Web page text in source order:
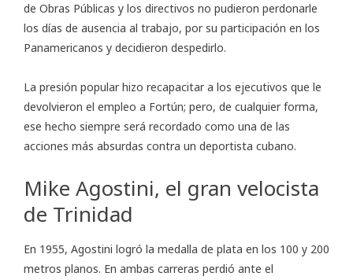
de Obras Públicas y los directivos no pudieron perdonarle
los días de ausencia al trabajo, por su participación en los
Panamericanos y decidieron despedirlo.
La presión popular hizo recapacitar a los ejecutivos que le
devolvieron el empleo a Fortún; pero, de cualquier forma,
ese hecho siempre será recordado como una de las
acciones más absurdas contra un deportista cubano.
Mike Agostini, el gran velocista
de Trinidad
En 1955, Agostini logró la medalla de plata en los 100 y 200
metros planos. En ambas carreras perdió ante el